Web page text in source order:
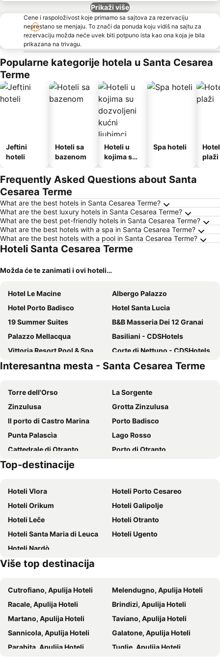
Prikaži više
Cene i raspoloživost koje primamo sa sajtova za rezervaciju
neprestano se menjaju. To znači da ponuda koju vidiš na sajtu za
rezervaciju možda neće uvek biti potpuno ista kao ona koja je bila
prikazana na trivagu.
Popularne kategorije hotela u Santa Cesarea
Terme
Jeftini
hoteli
Hoteli sa
bazenom
Hoteli u
kojima su
kućni
ljubimci
Spa hoteli
plaži
Frequently Asked Questions about Santa
Cesarea Terme
What are the best hotels in Santa Cesarea Terme?
What are the best luxury hotels in Santa Cesarea Terme?
What are the best pet-friendly hotels in Santa Cesarea Terme?
What are the best hotels with a spa in Santa Cesarea Terme?
What are the best hotels with a pool in Santa Cesarea Terme?
Hoteli Santa Cesarea Terme
Možda će te zanimati i ovi hoteli…
Hotel Le Macine
Albergo Palazzo
Hotel Porto Badisco
Hotel Santa Lucia
19 Summer Suites
B&B Masseria Dei 12 Granai
Palazzo Mellacqua
Basiliani - CDSHotels
Vittoria Resort Pool & Spa
Corte di Nettuno - CDSHotels
Hotel Albània
Callistos Hotel & Spa
Masseria Mongiò dell'Elefante
Interesantna mesta - Santa Cesarea Terme
Torre dell'Orso
La Sorgente
Zinzulusa
Grotta Zinzulusa
Il porto di Castro Marina
Porto Badisco
Punta Palascìa
Lago Rosso
Cattedrale di Otranto
Porto di Otranto
Frigole
Parco Naturale Regionale Porto Selvaggio e Palude del Capitano
Roca
Top-destinacije
Hoteli Vlora
Hoteli Porto Cesareo
Hoteli Orikum
Hoteli Galipolje
Hoteli Leče
Hoteli Otranto
Hoteli Santa Maria di Leuca
Hoteli Ugento
Hoteli Nardò
Više top destinacija
Cutrofiano, Apulija Hoteli
Melendugno, Apulija Hoteli
Racale, Apulija Hoteli
Brindizi, Apulija Hoteli
Martano, Apulija Hoteli
Taviano, Apulija Hoteli
Sannicola, Apulija Hoteli
Galatone, Apulija Hoteli
Parabita, Apulija Hoteli
Tuglie, Apulija Hoteli